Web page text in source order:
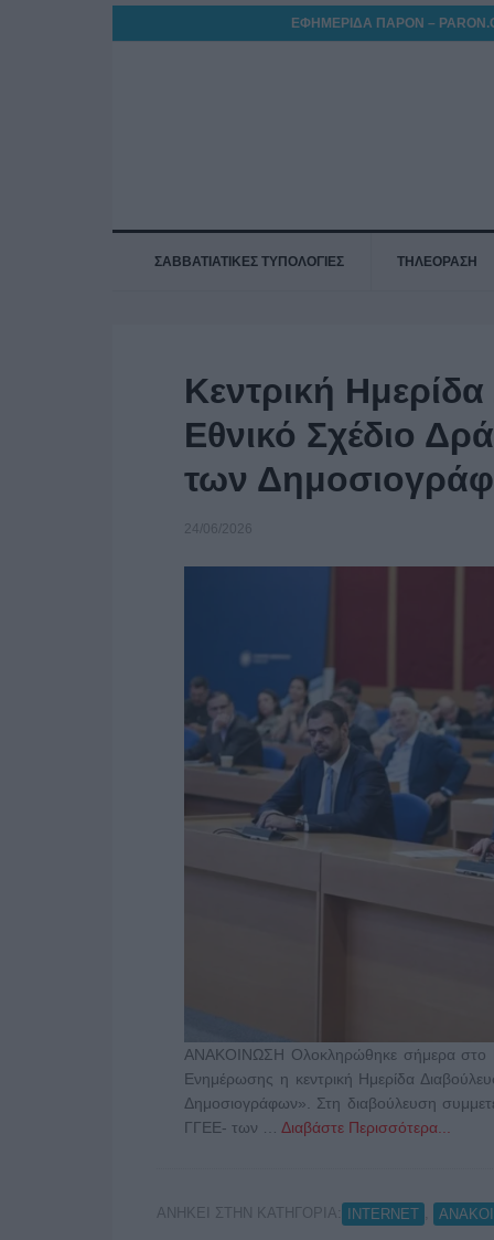
ΕΦΗΜΕΡΙΔΑ ΠΑΡΟΝ –
ΣΑΒΒΑΤΙΑΤΙΚΕΣ ΤΥΠΟΛΟΓΙΕΣ ΤΗΛΕΟΡΑΣΗ
Κεντρική
Εθνικό Σχέδιο
των
24/06/2026
ΑΝΑΚΟΙΝΩΣΗ Ολοκληρώθηκε σήμερα στο
Ενημέρωσης η κεντρική Ημερίδα
Δημοσιογράφων». Στη διαβούλευση
ΓΓΕΕ- των … Διαβάστε Περισσότερα...
ΑΝΗΚΕΙ ΣΤΗΝ ΚΑΤΗΓΟΡΙΑ: INTERNET